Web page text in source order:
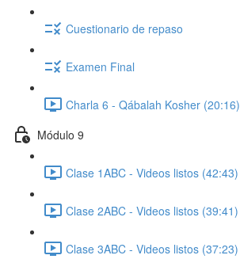
Cuestionario de repaso
Examen Final
Charla 6 - Qábalah Kosher (20:16)
Módulo 9
Clase 1ABC - Videos listos (42:43)
Clase 2ABC - Videos listos (39:41)
Clase 3ABC - Videos listos (37:23)